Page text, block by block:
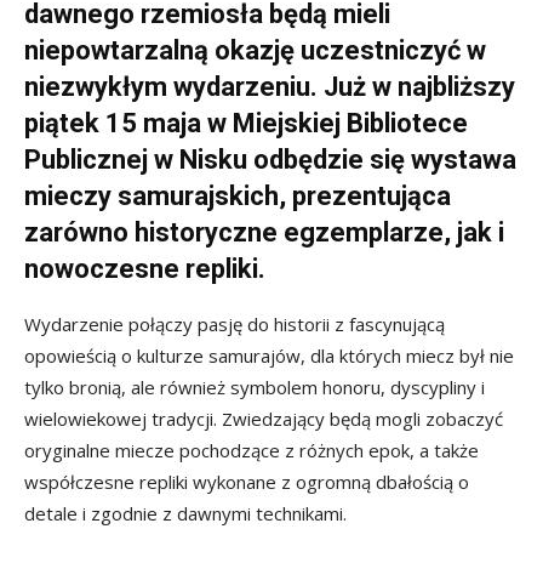
dawnego rzemiosła będą mieli
niepowtarzalną okazję uczestniczyć w
niezwykłym wydarzeniu. Już w najbliższy
piątek 15 maja w Miejskiej Bibliotece
Publicznej w Nisku odbędzie się wystawa
mieczy samurajskich, prezentująca
zarówno historyczne egzemplarze, jak i
nowoczesne repliki.
Wydarzenie połączy pasję do historii z fascynującą
opowieścią o kulturze samurajów, dla których miecz był nie
tylko bronią, ale również symbolem honoru, dyscypliny i
wielowiekowej tradycji. Zwiedzający będą mogli zobaczyć
oryginalne miecze pochodzące z różnych epok, a także
współczesne repliki wykonane z ogromną dbałością o
detale i zgodnie z dawnymi technikami.